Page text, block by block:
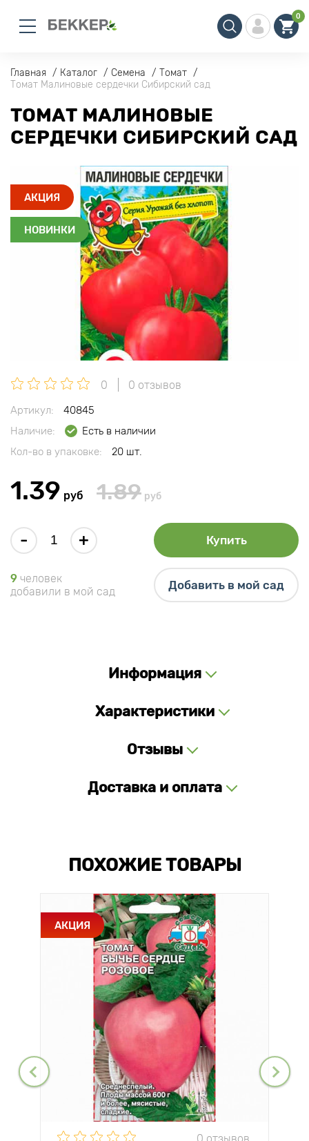
0
Главная Каталог Семена
Томат
Томат Малиновые сердечки Сибирский сад
ТОМАТ МАЛИНОВЫЕ
СЕРДЕЧКИ СИБИРСКИЙ САД
АКЦИЯ
НОВИНКИ
0 0 отзывов
Артикул:
40845
Наличие:
Есть в наличии
Кол-во в упаковке:
20 шт.
1.39 руб 1.89 руб
- + Купить
9 человек
добавили в мой сад
Добавить в мой сад
Информация
Характеристики
Отзывы
Доставка и оплата
ПОХОЖИЕ ТОВАРЫ
АКЦИЯ
0 отзывов